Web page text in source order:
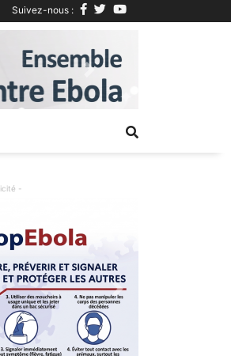
Suivez-nous :
Next
-
Next